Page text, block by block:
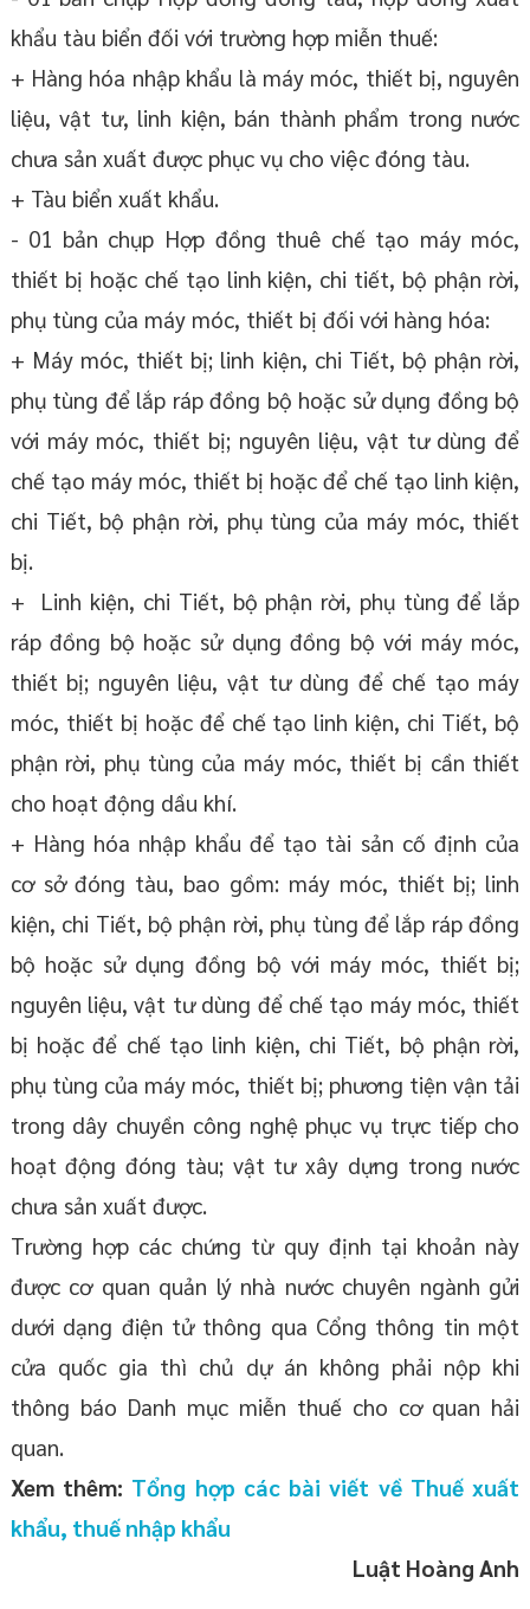
khẩu tàu biển đối với trường hợp miễn thuế:
+ Hàng hóa nhập khẩu là máy móc, thiết bị, nguyên
liệu, vật tư, linh kiện, bán thành phẩm trong nước
chưa sản xuất được phục vụ cho việc đóng tàu.
+ Tàu biển xuất khẩu.
- 01 bản chụp Hợp đồng thuê chế tạo máy móc,
thiết bị hoặc chế tạo linh kiện, chi tiết, bộ phận rời,
phụ tùng của máy móc, thiết bị đối với hàng hóa:
+ Máy móc, thiết bị; linh kiện, chi Tiết, bộ phận rời,
phụ tùng để lắp ráp đồng bộ hoặc sử dụng đồng bộ
với máy móc, thiết bị; nguyên liệu, vật tư dùng để
chế tạo máy móc, thiết bị hoặc để chế tạo linh kiện,
chi Tiết, bộ phận rời, phụ tùng của máy móc, thiết
bị.
+ Linh kiện, chi Tiết, bộ phận rời, phụ tùng để lắp
ráp đồng bộ hoặc sử dụng đồng bộ với máy móc,
thiết bị; nguyên liệu, vật tư dùng để chế tạo máy
móc, thiết bị hoặc để chế tạo linh kiện, chi Tiết, bộ
phận rời, phụ tùng của máy móc, thiết bị cần thiết
cho hoạt động dầu khí.
+ Hàng hóa nhập khẩu để tạo tài sản cố định của
cơ sở đóng tàu, bao gồm: máy móc, thiết bị; linh
kiện, chi Tiết, bộ phận rời, phụ tùng để lắp ráp đồng
bộ hoặc sử dụng đồng bộ với máy móc, thiết bị;
nguyên liệu, vật tư dùng để chế tạo máy móc, thiết
bị hoặc để chế tạo linh kiện, chi Tiết, bộ phận rời,
phụ tùng của máy móc, thiết bị; phương tiện vận tải
trong dây chuyền công nghệ phục vụ trực tiếp cho
hoạt động đóng tàu; vật tư xây dựng trong nước
chưa sản xuất được.
Trường hợp các chứng từ quy định tại khoản này
được cơ quan quản lý nhà nước chuyên ngành gửi
dưới dạng điện tử thông qua Cổng thông tin một
cửa quốc gia thì chủ dự án không phải nộp khi
thông báo Danh mục miễn thuế cho cơ quan hải
quan.
Xem thêm: Tổng hợp các bài viết về Thuế xuất
khẩu, thuế nhập khẩu
Luật Hoàng Anh